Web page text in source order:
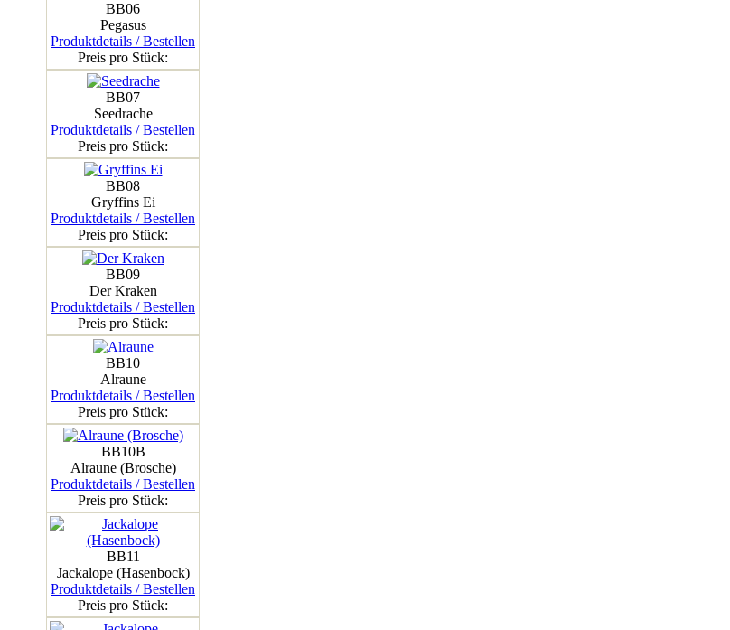
BB06
Pegasus
Produktdetails / Bestellen
Preis pro Stück:
BB07
Seedrache
Produktdetails / Bestellen
Preis pro Stück:
BB08
Gryffins Ei
Produktdetails / Bestellen
Preis pro Stück:
BB09
Der Kraken
Produktdetails / Bestellen
Preis pro Stück:
BB10
Alraune
Produktdetails / Bestellen
Preis pro Stück:
BB10B
Alraune (Brosche)
Produktdetails / Bestellen
Preis pro Stück:
BB11
Jackalope (Hasenbock)
Produktdetails / Bestellen
Preis pro Stück: